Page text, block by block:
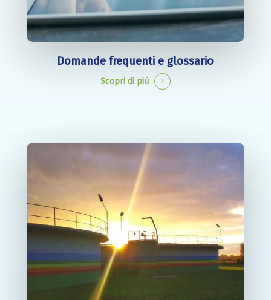
Domande frequenti e glossario
Scopri di più